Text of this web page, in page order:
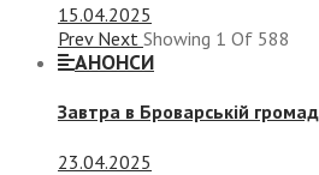
15.04.2025
Prev Next Showing 1 Of 588
АНОНСИ
Завтра в Броварській
23.04.2025